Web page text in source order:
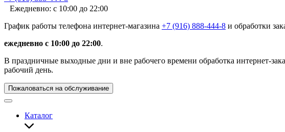
Ежедневно: с 10:00 до 22:00
График работы телефона интернет-магазина +7 (916) 888-444-8 и обработки
ежедневно с 10:00 до 22:00.
В праздничные выходные дни и вне рабочего времени обработка интернет-
рабочий день.
Пожаловаться на обслуживание
Каталог